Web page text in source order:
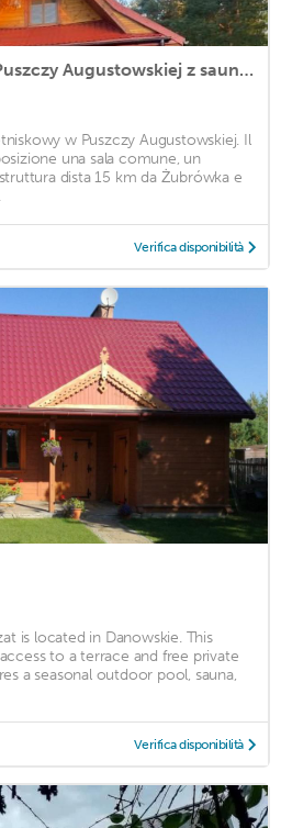
Domek letniskowy w Puszczy Augustowskiej z sauną i balią
w Puszczy Augustowskiej. Il
una sala comune, un
dista 15 km da Żubrówka e
Verifica disponibilità
is located in Danowskie. This
to a terrace and free private
a seasonal outdoor pool, sauna,
Verifica disponibilità